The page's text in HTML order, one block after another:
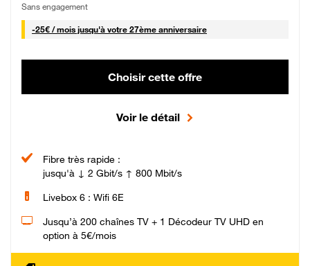
Sans engagement
-25€ / mois25 € par mois
jusqu'à votre 27ème anniversaire
Choisir cette offre
Voir le détail
Fibre très rapide :
jusqu'à ↓ 2 Gbit/s ↑ 800 Mbit/s
Livebox 6 : Wifi 6E
Jusqu’à 200 chaînes TV + 1 Décodeur TV UHD en
option à 5€/mois